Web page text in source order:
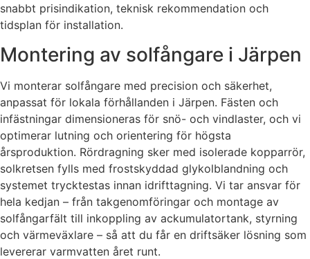
snabbt prisindikation, teknisk rekommendation och
tidsplan för installation.
Montering av solfångare i Järpen
Vi monterar solfångare med precision och säkerhet,
anpassat för lokala förhållanden i Järpen. Fästen och
infästningar dimensioneras för snö- och vindlaster, och vi
optimerar lutning och orientering för högsta
årsproduktion. Rördragning sker med isolerade kopparrör,
solkretsen fylls med frostskyddad glykolblandning och
systemet trycktestas innan idrifttagning. Vi tar ansvar för
hela kedjan – från takgenomföringar och montage av
solfångarfält till inkoppling av ackumulatortank, styrning
och värmeväxlare – så att du får en driftsäker lösning som
levererar varmvatten året runt.